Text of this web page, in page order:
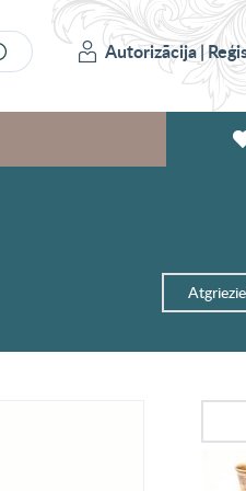
Autorizācija|